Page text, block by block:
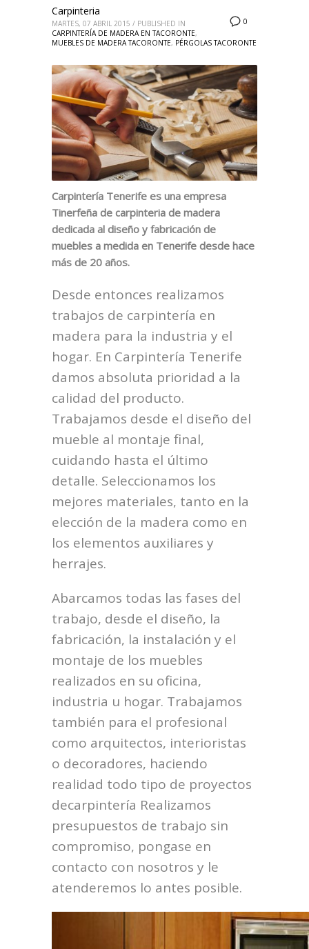
0
Carpinteria
MARTES, 07 ABRIL 2015 / PUBLISHED IN
CARPINTERÍA DE MADERA EN TACORONTE,
MUEBLES DE MADERA TACORONTE, PÉRGOLAS TACORONTE
Carpintería Tenerife es una empresa
Tinerfeña de carpinteria de madera
dedicada al diseño y fabricación de
muebles a medida en Tenerife desde hace
más de 20 años.
Desde entonces realizamos
trabajos de carpintería en
madera para la industria y el
hogar. En Carpintería Tenerife
damos absoluta prioridad a la
calidad del producto.
Trabajamos desde el diseño del
mueble al montaje final,
cuidando hasta el último
detalle. Seleccionamos los
mejores materiales, tanto en la
elección de la madera como en
los elementos auxiliares y
herrajes.
Abarcamos todas las fases del
trabajo, desde el diseño, la
fabricación, la instalación y el
montaje de los muebles
realizados en su oficina,
industria u hogar. Trabajamos
también para el profesional
como arquitectos, interioristas
o decoradores, haciendo
realidad todo tipo de proyectos
decarpintería Realizamos
presupuestos de trabajo sin
compromiso, pongase en
contacto con nosotros y le
atenderemos lo antes posible.